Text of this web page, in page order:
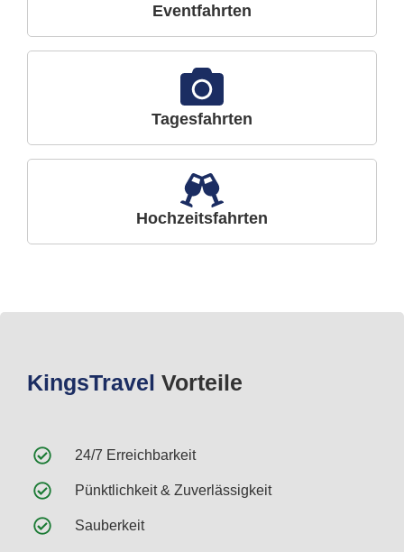
Eventfahrten
Tagesfahrten
Hochzeitsfahrten
KingsTravel Vorteile
24/7 Erreichbarkeit
Pünktlichkeit & Zuverlässigkeit
Sauberkeit